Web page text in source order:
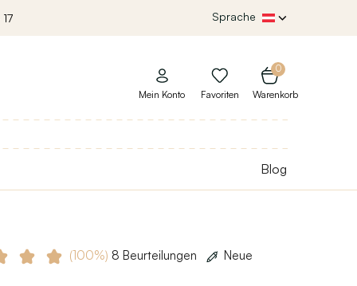
Sprache
0
Warenkorb
Mein Konto Favoriten
Blog
(100%) 8 Beurteilungen
Neue